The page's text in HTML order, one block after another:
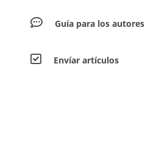
Guía para los autores
Envíar artículos